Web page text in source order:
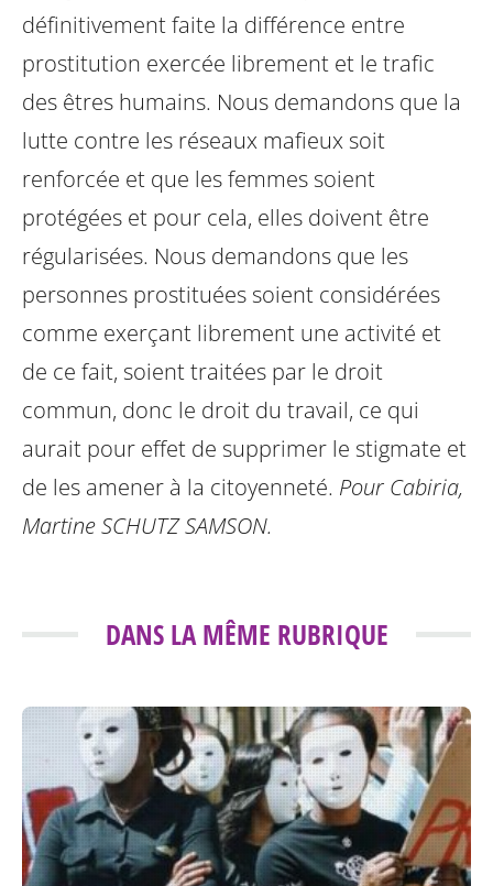
définitivement faite la différence entre
prostitution exercée librement et le trafic
des êtres humains. Nous demandons que la
lutte contre les réseaux mafieux soit
renforcée et que les femmes soient
protégées et pour cela, elles doivent être
régularisées. Nous demandons que les
personnes prostituées soient considérées
comme exerçant librement une activité et
de ce fait, soient traitées par le droit
commun, donc le droit du travail, ce qui
aurait pour effet de supprimer le stigmate et
de les amener à la citoyenneté. Pour Cabiria,
Martine SCHUTZ SAMSON.
DANS LA MÊME RUBRIQUE